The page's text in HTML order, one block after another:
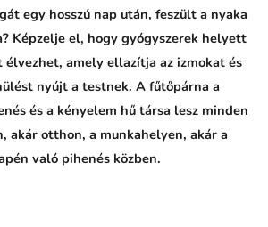
egy hosszú nap után, feszült a nyaka
Képzelje el, hogy gyógyszerek helyett
amely ellazítja az izmokat és
nyújt a testnek. A fűtőpárna a
és a kényelem hű társa lesz minden
akár otthon, a munkahelyen, akár a
való pihenés közben.